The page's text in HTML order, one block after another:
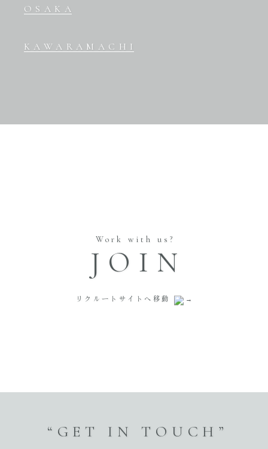
OSAKA
KAWARAMACHI
Work with us?
JOIN
リクルートサイトへ移動
“GET IN TOUCH”